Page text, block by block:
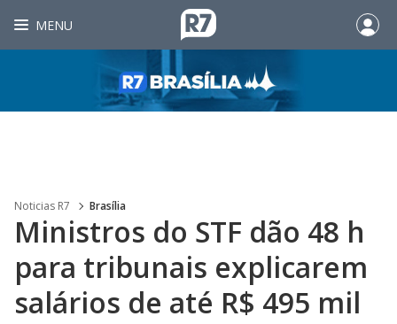
MENU
Noticias R7 Brasília
Ministros do STF dão 48 h
para tribunais explicarem
salários de até R$ 495 mil